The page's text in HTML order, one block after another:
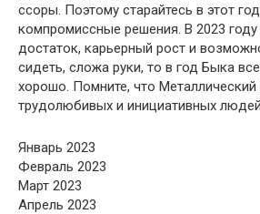
ссоры. Поэтому старайтесь в этот
компромиссные решения. В 2023 году
достаток, карьерный рост и
сидеть, сложа руки, то в год Быка
хорошо. Помните, что
трудолюбивых и инициативных
Январь 2023
Февраль 2023
Март 2023
Апрель 2023